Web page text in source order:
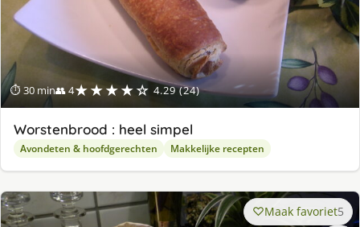
⏱ 30 min👥 4★★★★☆ 4.29 (24)
Worstenbrood : heel simpel
Avondeten & hoofdgerechten Makkelijke recepten
Maak favoriet5